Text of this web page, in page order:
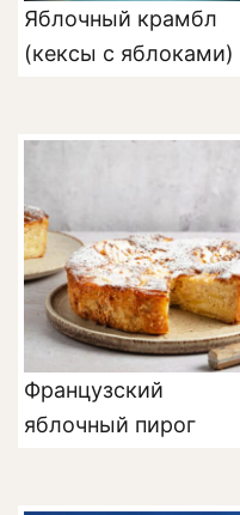
Яблочный крамбл
(кексы с яблоками)
Французский
яблочный пирог